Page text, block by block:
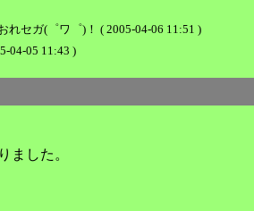
セガ(゜ワ゜)！ ( 2005-04-06 11:51 )
04-05 11:43 )
ました。